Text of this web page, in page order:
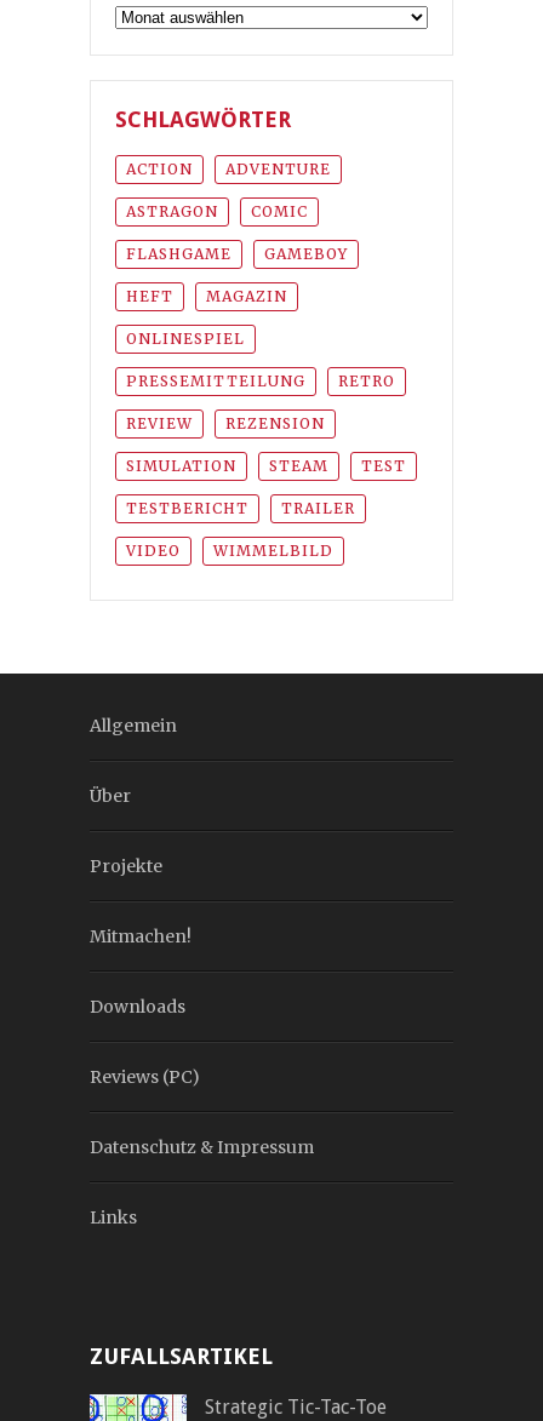
Archiv
SCHLAGWÖRTER
ACTION ADVENTURE
ASTRAGON COMIC
FLASHGAME GAMEBOY
HEFT MAGAZIN
ONLINESPIEL
PRESSEMITTEILUNG RETRO
REVIEW REZENSION
SIMULATION STEAM TEST
TESTBERICHT TRAILER
VIDEO WIMMELBILD
Allgemein
Über
Projekte
Mitmachen!
Downloads
Reviews (PC)
Datenschutz & Impressum
Links
ZUFALLSARTIKEL
Strategic Tic-Tac-Toe